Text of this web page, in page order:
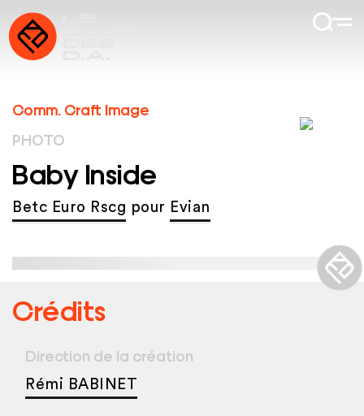
Comm. Craft Image
PHOTO
Baby Inside
Betc Euro Rscg pour Evian
Crédits
Direction de la création
Rémi BABINET